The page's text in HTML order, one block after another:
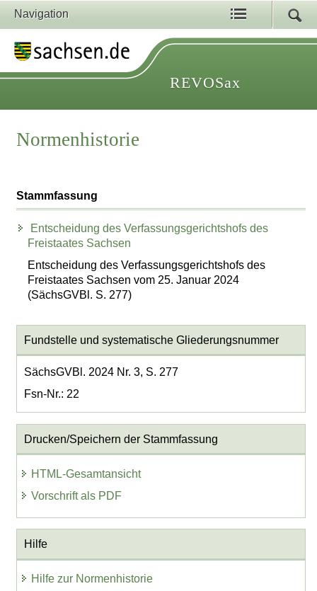
Navigation
REVOSax
Normenhistorie
Stammfassung
Entscheidung des Verfassungsgerichtshofs des
Freistaates Sachsen
Entscheidung des Verfassungsgerichtshofs des
Freistaates Sachsen vom 25. Januar 2024
(SächsGVBl. S. 277)
Fundstelle und systematische Gliederungsnummer
SächsGVBl. 2024 Nr. 3, S. 277
Fsn-Nr.: 22
Drucken/Speichern der Stammfassung
HTML-Gesamtansicht
Vorschrift als PDF
Hilfe
Hilfe zur Normenhistorie